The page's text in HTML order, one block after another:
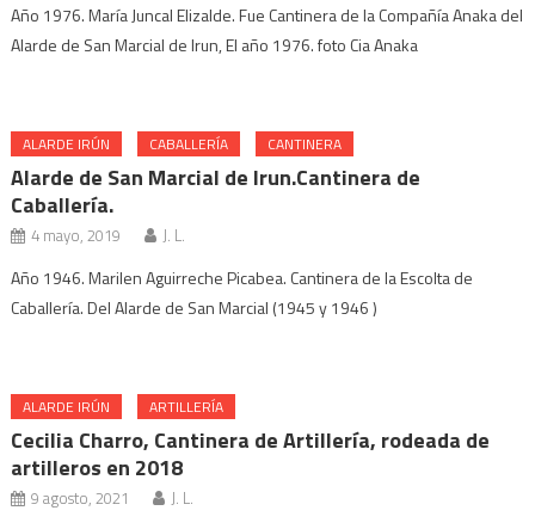
Año 1976. María Juncal Elizalde. Fue Cantinera de la Compañía Anaka del
Alarde de San Marcial de Irun, El año 1976. foto Cia Anaka
ALARDE IRÚN CABALLERÍA CANTINERA
Alarde de San Marcial de Irun.Cantinera de
Caballería.
4 mayo, 2019 J. L.
Año 1946. Marilen Aguirreche Picabea. Cantinera de la Escolta de
Caballería. Del Alarde de San Marcial (1945 y 1946 )
ALARDE IRÚN ARTILLERÍA
Cecilia Charro, Cantinera de Artillería, rodeada de
artilleros en 2018
9 agosto, 2021 J. L.